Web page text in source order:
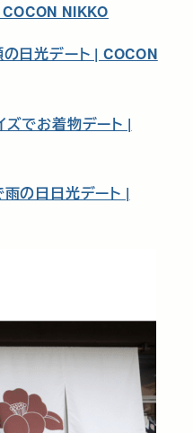
NIKKO
日光デート | COCON
でお着物デート |
の日日光デート |